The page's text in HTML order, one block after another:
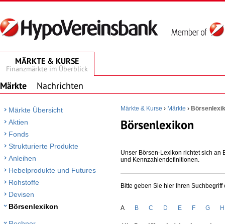
MÄRKTE & KURSE
Finanzmärkte im Überblick
Märkte Nachrichten
Märkte Übersicht
Aktien
Fonds
Strukturierte Produkte
Anleihen
Hebelprodukte und Futures
Rohstoffe
Devisen
Börsenlexikon
Märkte & Kurse › Märkte ›
Börsenlexikon
Unser Börsen-Lexikon richtet sich an
und Kennzahlendefinitionen.
Bitte geben Sie hier Ihren Suchbegriff
A B C D E F G H